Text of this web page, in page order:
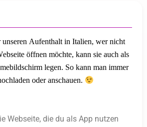
Aufenthalt in Italien, wer nicht
öffnen möchte, kann sie auch als
legen. So kann man immer
oder anschauen.
Webseite, die du als App nutzen